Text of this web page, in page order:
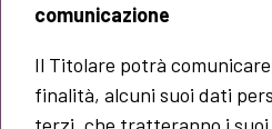
comunicazione
Il Titolare potrà
finalità, alcuni suoi dati